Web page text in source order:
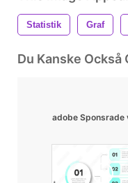
Statistik Graf
Du Kanske Också
adobe Sponsrade